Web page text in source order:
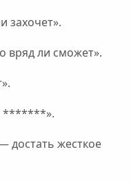
захочет».
вряд ли сможет».
*******».
достать жесткое